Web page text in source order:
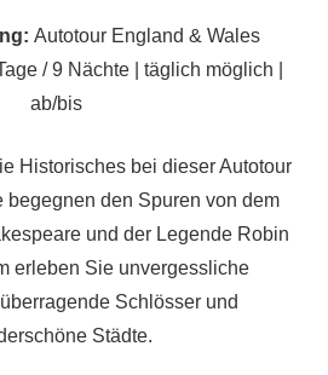
Autotour England & Wales
/ 9 Nächte | täglich möglich |
ab/bis
Historisches bei dieser Autotour
begegnen den Spuren von dem
und der Legende Robin
erleben Sie unvergessliche
Schlösser und
Städte.